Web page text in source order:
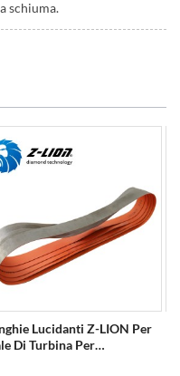
schiuma.
Lucidanti Z-LION Per
Di Turbina Per